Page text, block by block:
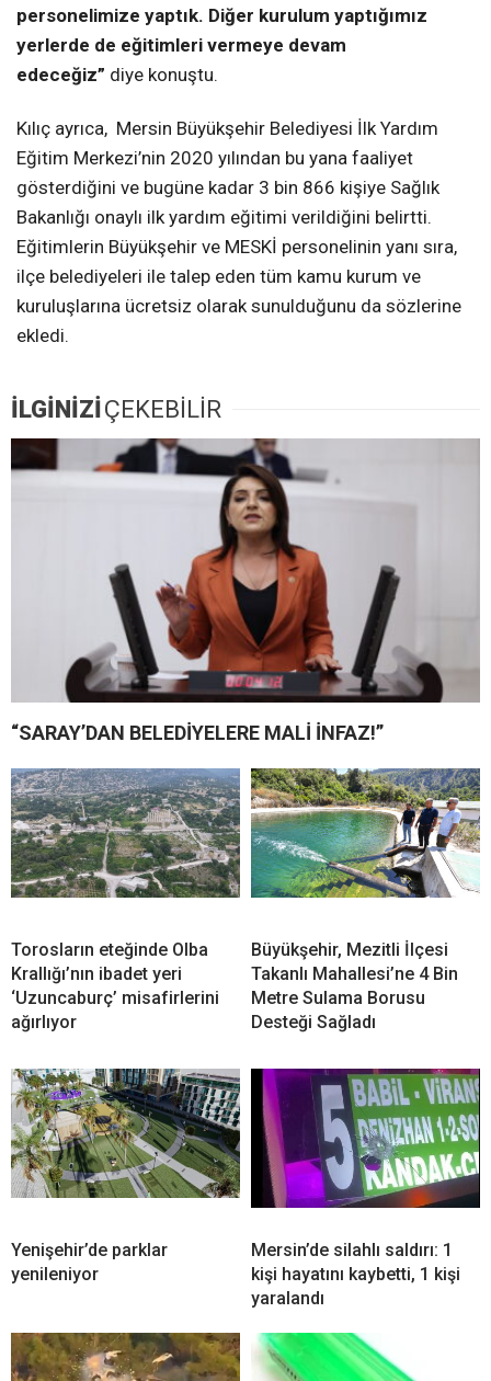
personelimize yaptık. Diğer kurulum yaptığımız
yerlerde de eğitimleri vermeye devam
edeceğiz” diye konuştu.
Kılıç ayrıca, Mersin Büyükşehir Belediyesi İlk Yardım
Eğitim Merkezi’nin 2020 yılından bu yana faaliyet
gösterdiğini ve bugüne kadar 3 bin 866 kişiye Sağlık
Bakanlığı onaylı ilk yardım eğitimi verildiğini belirtti.
Eğitimlerin Büyükşehir ve MESKİ personelinin yanı sıra,
ilçe belediyeleri ile talep eden tüm kamu kurum ve
kuruluşlarına ücretsiz olarak sunulduğunu da sözlerine
ekledi.
İLGİNİZİ ÇEKEBİLİR
“SARAY’DAN BELEDİYELERE MALİ İNFAZ!”
Torosların eteğinde Olba
Krallığı’nın ibadet yeri
‘Uzuncaburç’ misafirlerini
ağırlıyor
Büyükşehir, Mezitli İlçesi
Takanlı Mahallesi’ne 4 Bin
Metre Sulama Borusu
Desteği Sağladı
Yenişehir’de parklar
yenileniyor
Mersin’de silahlı saldırı: 1
kişi hayatını kaybetti, 1 kişi
yaralandı